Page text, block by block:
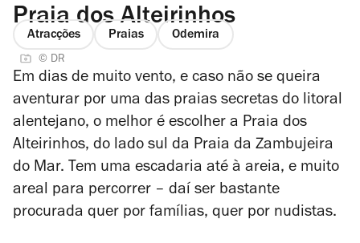
Praia dos Alteirinhos
Atracções Praias Odemira
© DR
Em dias de muito vento, e caso não se queira
aventurar por uma das praias secretas do litoral
alentejano, o melhor é escolher a Praia dos
Alteirinhos, do lado sul da Praia da Zambujeira
do Mar. Tem uma escadaria até à areia, e muito
areal para percorrer – daí ser bastante
procurada quer por famílias, quer por nudistas.